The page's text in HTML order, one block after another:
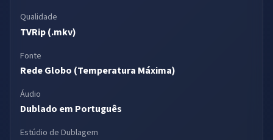
Qualidade
TVRip (.mkv)
Fonte
Rede Globo (Temperatura Máxima)
Áudio
Dublado em Português
Estúdio de Dublagem